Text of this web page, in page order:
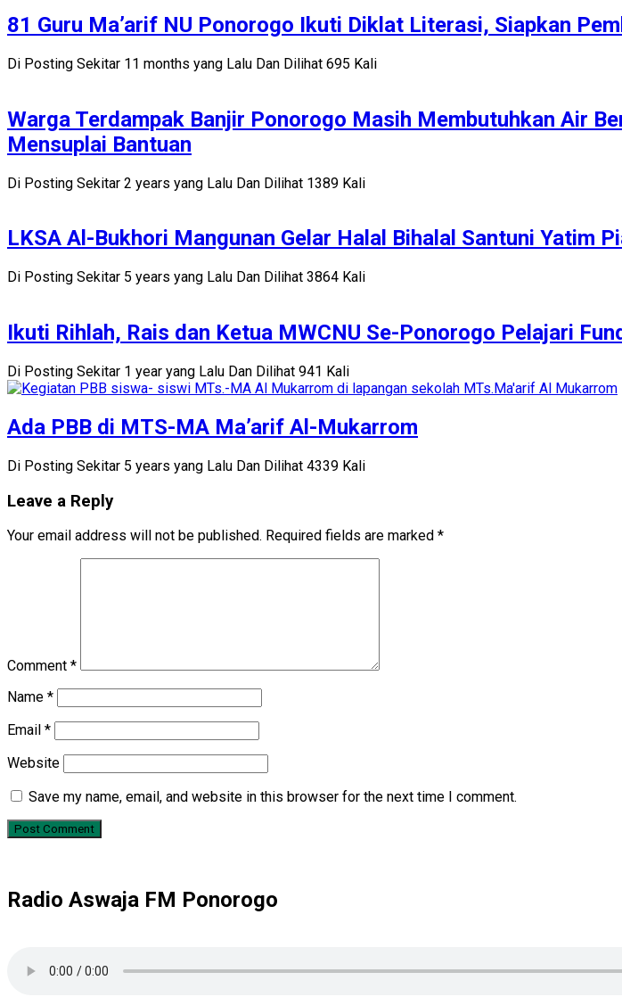
81 Guru Ma’arif NU Ponorogo Ikuti Diklat Literasi, Siapkan
Di Posting Sekitar 11 months yang Lalu Dan Dilihat 695 Kali
Warga Terdampak Banjir Ponorogo Masih Membutuhkan Air
Mensuplai Bantuan
Di Posting Sekitar 2 years yang Lalu Dan Dilihat 1389 Kali
LKSA Al-Bukhori Mangunan Gelar Halal Bihalal Santuni Yatim
Di Posting Sekitar 5 years yang Lalu Dan Dilihat 3864 Kali
Ikuti Rihlah, Rais dan Ketua MWCNU Se-Ponorogo Pelajari
Di Posting Sekitar 1 year yang Lalu Dan Dilihat 941 Kali
Ada PBB di MTS-MA Ma’arif Al-Mukarrom
Di Posting Sekitar 5 years yang Lalu Dan Dilihat 4339 Kali
Leave a Reply
Your email address will not be published. Required fields are marked *
Comment *
Name *
Email *
Website
Save my name, email, and website in this browser for the next time I comment.
Radio Aswaja FM Ponorogo